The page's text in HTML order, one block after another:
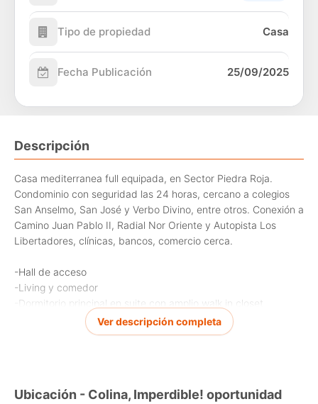
Tipo de propiedad Casa
Fecha Publicación 25/09/2025
Descripción
Casa mediterranea full equipada, en Sector Piedra Roja.
Condominio con seguridad las 24 horas, cercano a colegios
San Anselmo, San José y Verbo Divino, entre otros. Conexión a
Camino Juan Pablo II, Radial Nor Oriente y Autopista Los
Libertadores, clínicas, bancos, comercio cerca.
-Hall de acceso
-Living y comedor
-Dormitorio principal en suite con amplio walk in closet
-Cocina equipada muy iluminada con comedor de diario en
-Tres dormitorios con un baño completo
Ver descripción completa
Ubicación - Colina, Imperdible! oportunidad